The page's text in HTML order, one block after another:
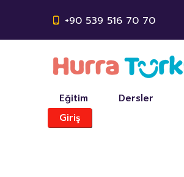
+90 539 516 70 70
Eğitim Dersler
Giriş